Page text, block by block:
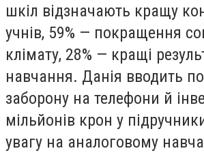
шкіл відзначають кращу
учнів, 59% — покращення
клімату, 28% — кращі
навчання. Данія вводить
заборону на телефони й
мільйонів крон у
увагу на аналоговому